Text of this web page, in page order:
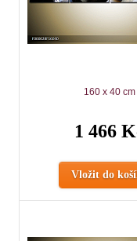
160 x 40 cm
1 466
Vložit do